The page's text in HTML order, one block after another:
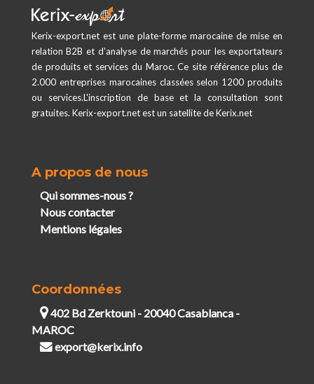
Kerix-export.net est une plate-forme marocaine de mise en
relation B2B et d'analyse de marchés pour les exportateurs
de produits et services du Maroc. Ce site référence plus de
2.000 entreprises marocaines classées selon 1200 produits
ou services.L'inscription de base et la consultation sont
gratuites. Kerix-export.net est un satellite de Kerix.net
A propos de nous
Qui sommes-nous ?
Nous contacter
Mentions légales
Coordonnées
402 Bd Zerktouni - 20040 Casablanca -
MAROC
export@kerix.info